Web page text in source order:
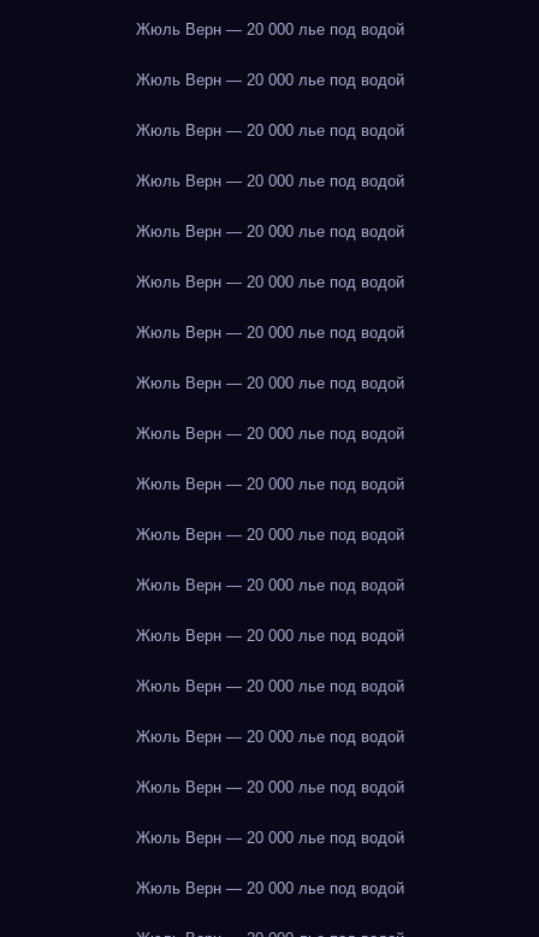
Жюль Верн — 20 000 лье под водой
Жюль Верн — 20 000 лье под водой
Жюль Верн — 20 000 лье под водой
Жюль Верн — 20 000 лье под водой
Жюль Верн — 20 000 лье под водой
Жюль Верн — 20 000 лье под водой
Жюль Верн — 20 000 лье под водой
Жюль Верн — 20 000 лье под водой
Жюль Верн — 20 000 лье под водой
Жюль Верн — 20 000 лье под водой
Жюль Верн — 20 000 лье под водой
Жюль Верн — 20 000 лье под водой
Жюль Верн — 20 000 лье под водой
Жюль Верн — 20 000 лье под водой
Жюль Верн — 20 000 лье под водой
Жюль Верн — 20 000 лье под водой
Жюль Верн — 20 000 лье под водой
Жюль Верн — 20 000 лье под водой